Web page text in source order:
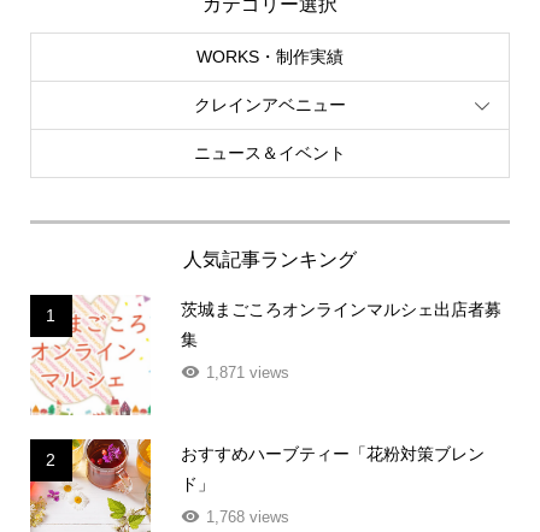
カテゴリー選択
WORKS・制作実績
クレインアベニュー
ニュース＆イベント
人気記事ランキング
1
茨城まごころオンラインマルシェ出店者募
集
1,871 views
2
おすすめハーブティー「花粉対策ブレン
ド」
1,768 views